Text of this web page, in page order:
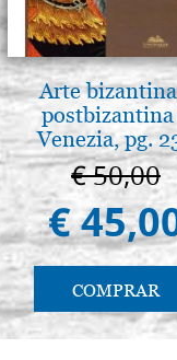
Arte
postbizantina
Venezia, pg.
€ 50,00
€
COMPRAR